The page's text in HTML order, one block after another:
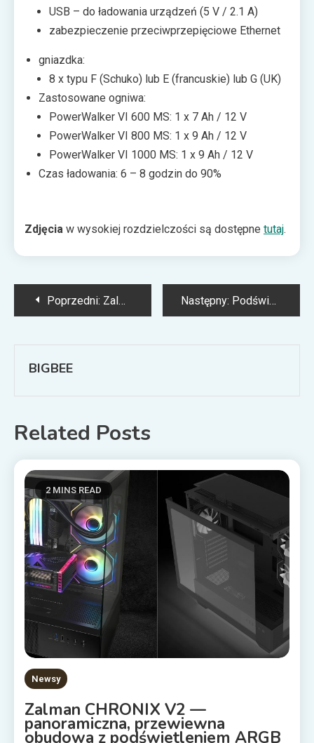
USB – do ładowania urządzeń (5 V / 2.1 A)
zabezpieczenie przeciwprzepięciowe Ethernet
gniazdka:
8 x typu F (Schuko) lub E (francuskie) lub G (UK)
Zastosowane ogniwa:
PowerWalker VI 600 MS: 1 x 7 Ah / 12 V
PowerWalker VI 800 MS: 1 x 9 Ah / 12 V
PowerWalker VI 1000 MS: 1 x 9 Ah / 12 V
Czas ładowania: 6 – 8 godzin do 90%
Zdjęcia w wysokiej rozdzielczości są dostępne tutaj.
Nawigacja
Poprzedni: Zalman GigaMax ZM550-GVII – pięćset plus dla PC z potencjałem Następny: Podświetlenie pod kontrolą – Deepcool wprowadza bezprzewodowe kontrolery A-RGB i RGB
BIGBEE
Related Posts
2 MINS READ
Newsy
Zalman CHRONIX V2 —
panoramiczna, przewiewna
obudowa z podświetleniem ARGB